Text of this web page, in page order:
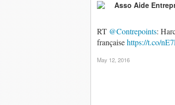
RT @Contrepoints:
françaisehttps://t.co/
Asso Aide
May 12, 2016